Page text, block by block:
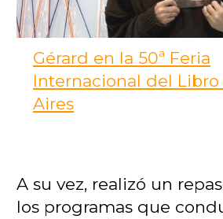
Gérard en la 50ª Feria
Internacional del
Aires
A su vez, realizó un
los programas que